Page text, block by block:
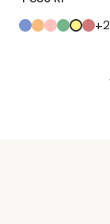
Produkten finns i
Navy,
Ochre,
Dusty Pink,
Forest Green,
Yellow,
Orange Red, +2